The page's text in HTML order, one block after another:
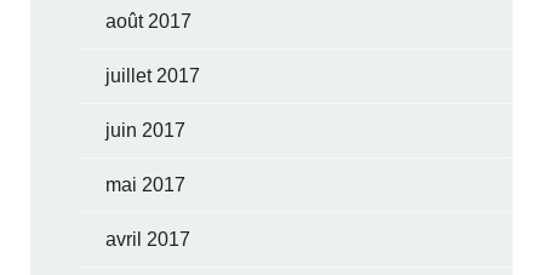
août 2017
juillet 2017
juin 2017
mai 2017
avril 2017